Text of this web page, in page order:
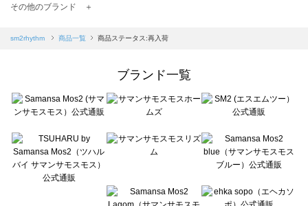
TSUHARU by Samansa Mos2（ツハルバイサマンサモスモス）の一覧
Samansa Mos2 blue（サマンサモスモス ブルー）の一覧
Te chichi（テチチ）の一覧
Te chichi CLASSIC（テチチ クラシック）の一覧
Lugnoncure（ルノンキュール）の一覧
BETTY'S BLUE（べティーズブルー）の一覧
Wpc.（ワールドパーティー）の一覧
その他のブランド ＋
sm2rhythm 商品一覧 商品ステータス:再入荷
ブランド一覧